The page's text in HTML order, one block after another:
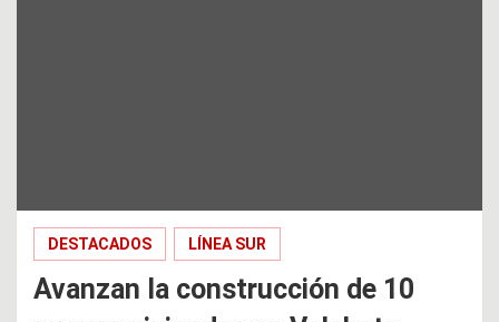
DESTACADOS LÍNEA SUR
Avanzan la construcción de 10